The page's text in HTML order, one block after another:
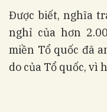
Được biết, nghĩa
nghỉ của hơn
miền Tổ quốc đã
do của Tổ quốc, vì